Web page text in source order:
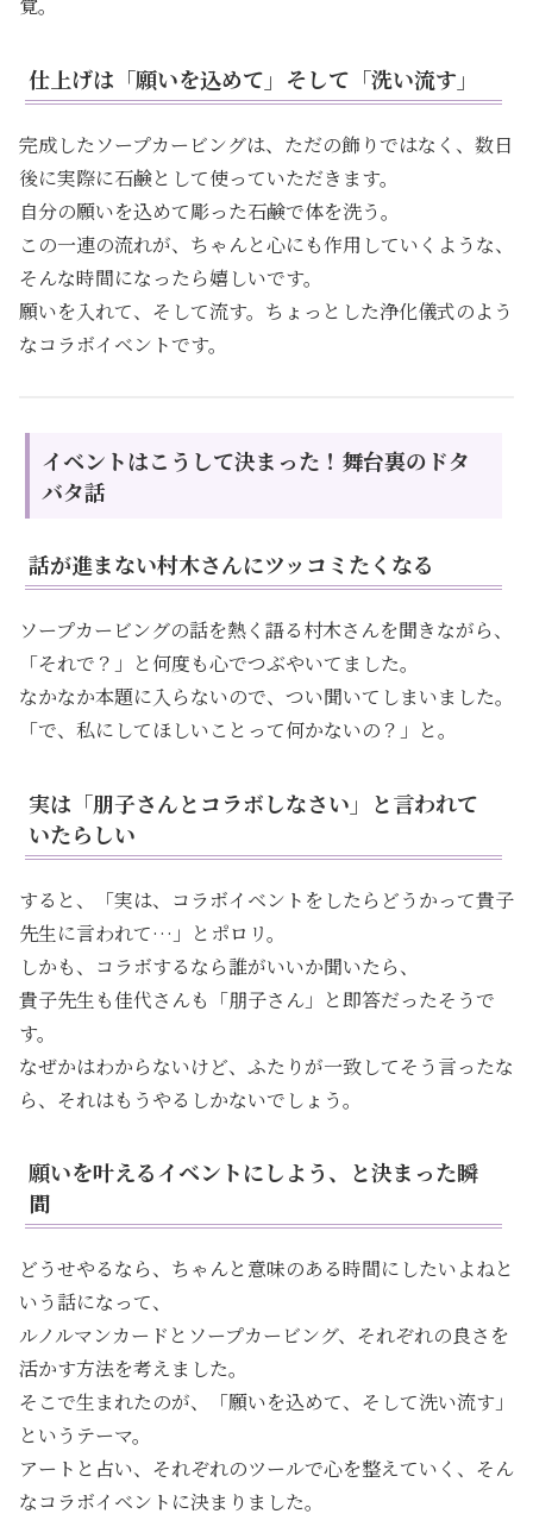
覚。
仕上げは「願いを込めて」そして「洗い流す」
完成したソープカービングは、ただの飾りではなく、数日
後に実際に石鹸として使っていただきます。
自分の願いを込めて彫った石鹸で体を洗う。
この一連の流れが、ちゃんと心にも作用していくような、
そんな時間になったら嬉しいです。
願いを入れて、そして流す。ちょっとした浄化儀式のよう
なコラボイベントです。
イベントはこうして決まった！舞台裏のドタ
バタ話
話が進まない村木さんにツッコミたくなる
ソープカービングの話を熱く語る村木さんを聞きながら、
「それで？」と何度も心でつぶやいてました。
なかなか本題に入らないので、つい聞いてしまいました。
「で、私にしてほしいことって何かないの？」と。
実は「朋子さんとコラボしなさい」と言われて
いたらしい
すると、「実は、コラボイベントをしたらどうかって貴子
先生に言われて…」とポロリ。
しかも、コラボするなら誰がいいか聞いたら、
貴子先生も佳代さんも「朋子さん」と即答だったそうで
す。
なぜかはわからないけど、ふたりが一致してそう言ったな
ら、それはもうやるしかないでしょう。
願いを叶えるイベントにしよう、と決まった瞬
間
どうせやるなら、ちゃんと意味のある時間にしたいよねと
いう話になって、
ルノルマンカードとソープカービング、それぞれの良さを
活かす方法を考えました。
そこで生まれたのが、「願いを込めて、そして洗い流す」
というテーマ。
アートと占い、それぞれのツールで心を整えていく、そん
なコラボイベントに決まりました。